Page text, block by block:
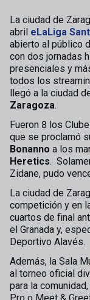
La ciudad de
abril eLaLiga
abierto al público
con dos jornadas
presenciales y
todos los
llegó a la ciudad
Zaragoza.
Fueron 8 los
que se proclamó
Bonanno a los
Heretics.
Zidane, pudo
La ciudad de
competición y en
cuartos de final
el Granada y,
Deportivo Alavés.
Además, la Sala
al torneo oficial
para la